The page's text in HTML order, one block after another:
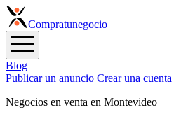
Compratunegocio
Blog
Publicar un anuncio Crear una cuenta
Negocios en venta en Montevideo